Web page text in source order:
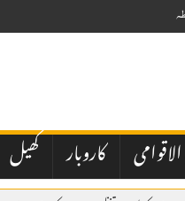
کاروبار کھیل